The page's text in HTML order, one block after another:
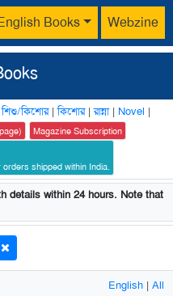
Books Webzine
শিশু/কিশোর|কিশোর|রান্না| Novel |
Magazine Subscription
shipped within India.
details within 24 hours. Note that
English | All